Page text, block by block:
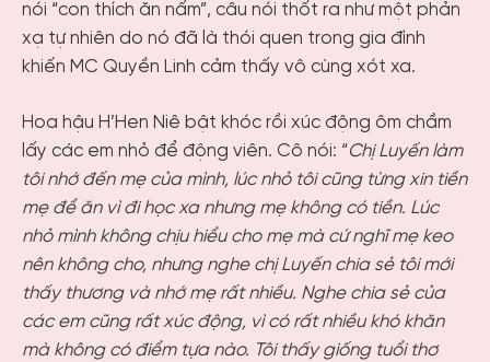
nói “con thích ăn nấm”, câu nói thốt ra như một phản
xạ tự nhiên do nó đã là thói quen trong gia đình
khiến MC Quyền Linh cảm thấy vô cùng xót xa.
Hoa hậu H’Hen Niê bật khóc rồi xúc động ôm chầm
lấy các em nhỏ để động viên. Cô nói: “Chị Luyến làm
tôi nhớ đến mẹ của mình, lúc nhỏ tôi cũng từng xin tiền
mẹ để ăn vì đi học xa nhưng mẹ không có tiền. Lúc
nhỏ mình không chịu hiểu cho mẹ mà cứ nghĩ mẹ keo
nên không cho, nhưng nghe chị Luyến chia sẻ tôi mới
thấy thương và nhớ mẹ rất nhiều. Nghe chia sẻ của
các em cũng rất xúc động, vì có rất nhiều khó khăn
mà không có điểm tựa nào. Tôi thấy giống tuổi thơ